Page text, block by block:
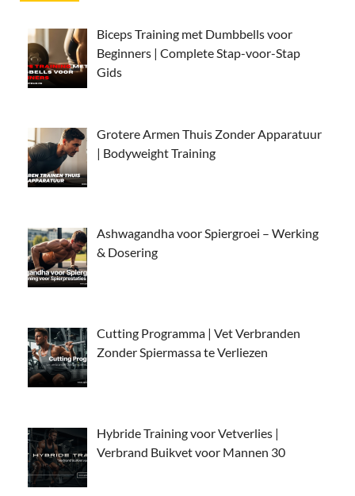
Biceps Training met Dumbbells voor
Beginners | Complete Stap-voor-Stap
Gids
Grotere Armen Thuis Zonder Apparatuur
| Bodyweight Training
Ashwagandha voor Spiergroei – Werking
& Dosering
Cutting Programma | Vet Verbranden
Zonder Spiermassa te Verliezen
Hybride Training voor Vetverlies |
Verbrand Buikvet voor Mannen 30